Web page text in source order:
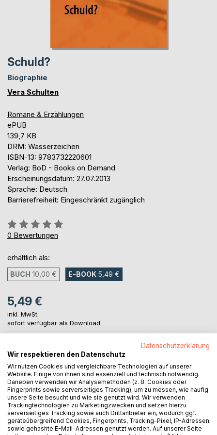
Schuld?
Biographie
Vera Schulten
Romane & Erzählungen
ePUB
139,7 KB
DRM: Wasserzeichen
ISBN-13: 9783732220601
Verlag: BoD - Books on Demand
Erscheinungsdatum: 27.07.2013
Sprache: Deutsch
Barrierefreiheit: Eingeschränkt zugänglich
Bewertung::
0%
0 Bewertungen
erhältlich als:
BUCH 10,00 € E-BOOK 5,49 €
5,49 €
inkl. MwSt.
sofort verfügbar als Download
IN DEN WARENKORB
Auf die Merkliste
Titel bewerten
Datenschutzerklärung
Wir respektieren den Datenschutz
Wir nutzen Cookies und vergleichbare Technologien auf unserer
Website. Einige von ihnen sind essenziell und technisch notwendig.
Daneben verwenden wir Analysemethoden (z. B. Cookies oder
Fingerprints sowie serverseitiges Tracking), um zu messen, wie häufig
unsere Seite besucht und wie sie genutzt wird. Wir verwenden
Trackingtechnologien zu Marketingzwecken und setzen hierzu
serverseitiges Tracking sowie auch Drittanbieter ein, wodurch ggf.
geräteübergreifend Cookies, Fingerprints, Tracking-Pixel, IP-Adressen
sowie gehashte E-Mail-Adressen genutzt werden. Auf unserer Seite